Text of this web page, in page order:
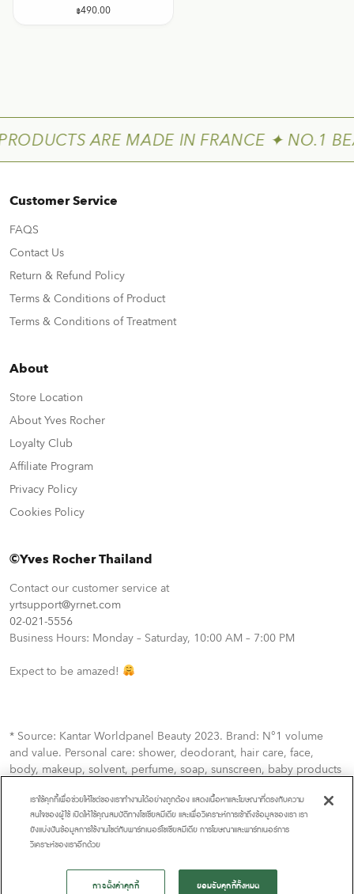
฿490.00
ARE MADE IN FRANCE ✦ NO.1
Customer Service
FAQS
Contact Us
Return & Refund Policy
Terms & Conditions of Product
Terms & Conditions of Treatment
About
Store Location
About Yves Rocher
Loyalty Club
Affiliate Program
Privacy Policy
Cookies Policy
©Yves Rocher Thailand
Contact our customer service at
yrtsupport@yrnet.com
02-021-5556
Business Hours: Monday – Saturday, 10:00 AM – 7:00 PM
Expect to be amazed!
* Source: Kantar Worldpanel Beauty 2023. Brand: N°1 volume
and value. Personal care: shower, deodorant, hair care, face,
body, makeup, solvent, perfume, soap, sunscreen, baby products
เราใช้คุกกี้เพื่อช่วยให้ไซต์ของเราทำงานได้อย่างถูกต้อง แสดงเนื้อหาและโฆษณาที่ตรงกับความ
สนใจของผู้ใช้ เปิดให้ใช้คุณสมบัติทางโซเชียลมีเดีย และเพื่อวิเคราะห์การเข้าถึงข้อมูลของเรา เรา
ยังแบ่งปันข้อมูลการใช้งานไซต์กับพาร์ทเนอร์โซเชียลมีเดีย การโฆษณาและพาร์ทเนอร์การ
วิเคราะห์ของเราอีกด้วย
การตั้งค่าคุกกี้ ยอมรับคุกกี้ทั้งหมด